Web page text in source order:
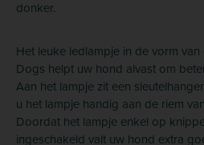
donker.
Het leuke ledlampje in de vorm
Dogs helpt uw hond alvast om
Aan het lampje zit een
u het lampje handig aan de riem
Doordat het lampje enkel op
ingeschakeld valt uw hond extra